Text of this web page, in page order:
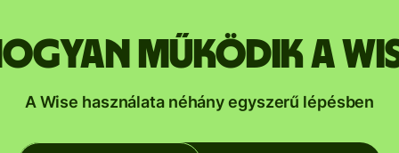
működik a
A Wise használata néhány egyszerű lépésben